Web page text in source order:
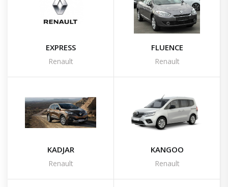
EXPRESS
Renault
FLUENCE
Renault
KADJAR
Renault
KANGOO
Renault